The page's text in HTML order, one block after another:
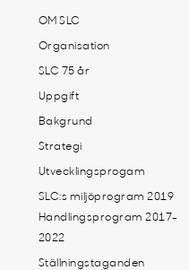
OM SLC
Organisation
SLC 75 år
Uppgift
Bakgrund
Strategi
Utvecklingsprogam
SLC:s miljöprogram 2019
Handlingsprogram 2017-
2022
Ställningstaganden